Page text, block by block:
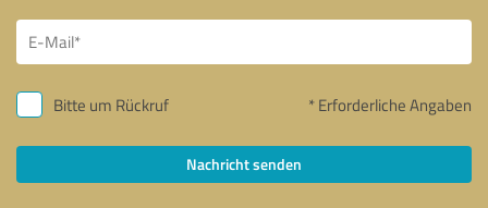
Bitte um Rückruf * Erforderliche Angaben
Nachricht senden